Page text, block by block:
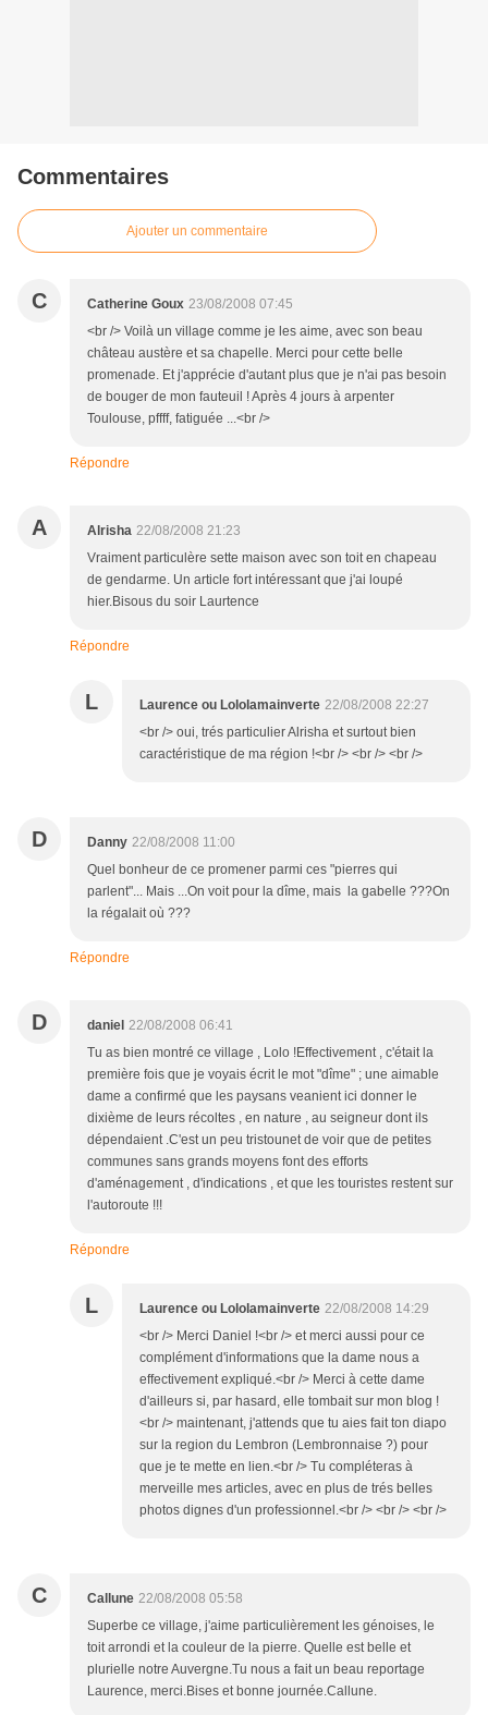
Commentaires
Ajouter un commentaire
C Catherine Goux 23/08/2008 07:45
<br /> Voilà un village comme je les aime, avec son beau
château austère et sa chapelle. Merci pour cette belle
promenade. Et j'apprécie d'autant plus que je n'ai pas besoin
de bouger de mon fauteuil ! Après 4 jours à arpenter
Toulouse, pffff, fatiguée ...<br />
Répondre
A Alrisha 22/08/2008 21:23
Vraiment particulère sette maison avec son toit en chapeau
de gendarme. Un article fort intéressant que j'ai loupé
hier.Bisous du soir Laurtence
Répondre
L Laurence ou Lololamainverte 22/08/2008 22:27
<br /> oui, trés particulier Alrisha et surtout bien
caractéristique de ma région !<br /> <br /> <br />
D Danny 22/08/2008 11:00
Quel bonheur de ce promener parmi ces "pierres qui
parlent"... Mais ...On voit pour la dîme, mais la gabelle ???On
la régalait où ???
Répondre
D daniel 22/08/2008 06:41
Tu as bien montré ce village , Lolo !Effectivement , c'était la
première fois que je voyais écrit le mot "dîme" ; une aimable
dame a confirmé que les paysans veanient ici donner le
dixième de leurs récoltes , en nature , au seigneur dont ils
dépendaient .C'est un peu tristounet de voir que de petites
communes sans grands moyens font des efforts
d'aménagement , d'indications , et que les touristes restent sur
l'autoroute !!!
Répondre
L Laurence ou Lololamainverte 22/08/2008 14:29
<br /> Merci Daniel !<br /> et merci aussi pour ce
complément d'informations que la dame nous a
effectivement expliqué.<br /> Merci à cette dame
d'ailleurs si, par hasard, elle tombait sur mon blog !
<br /> maintenant, j'attends que tu aies fait ton diapo
sur la region du Lembron (Lembronnaise ?) pour
que je te mette en lien.<br /> Tu compléteras à
merveille mes articles, avec en plus de trés belles
photos dignes d'un professionnel.<br /> <br /> <br />
C Callune 22/08/2008 05:58
Superbe ce village, j'aime particulièrement les génoises, le
toit arrondi et la couleur de la pierre. Quelle est belle et
plurielle notre Auvergne.Tu nous a fait un beau reportage
Laurence, merci.Bises et bonne journée.Callune.